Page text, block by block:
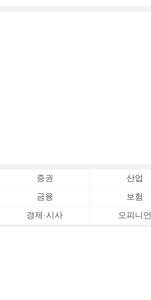
증권 산업
금융 보험
경제·시사 오피니언